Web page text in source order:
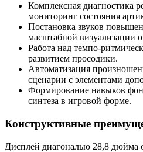
Комплексная диагностика
мониторинг состояния
Постановка звуков
масштабной визуализации
Работа над темпо-
развитием просодики.
Автоматизация
сценарии с элементами
Формирование навыков
синтеза в игровой форме.
Конструктивные
Дисплей диагональю 28,8 дюйма